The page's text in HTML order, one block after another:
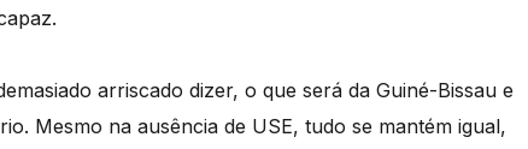
arriscado dizer, o que será da Guiné-Bissau e
Mesmo na ausência de USE, tudo se mantém igual,